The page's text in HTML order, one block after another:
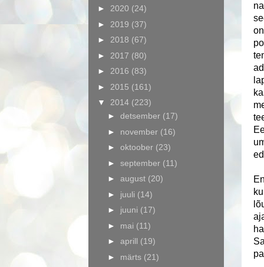
► 2020 (24)
► 2019 (37)
► 2018 (67)
► 2017 (80)
► 2016 (83)
► 2015 (161)
▼ 2014 (223)
► detsember (17)
► november (16)
► oktoober (23)
► september (11)
► august (20)
► juuli (14)
► juuni (17)
► mai (11)
► aprill (19)
► märts (21)